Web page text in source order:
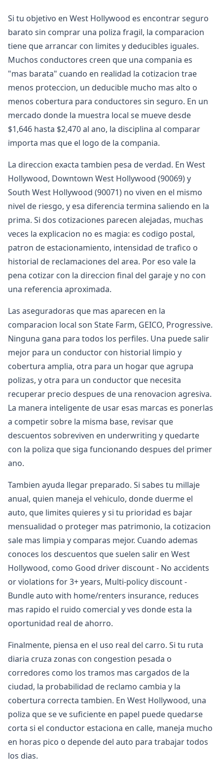
Si tu objetivo en West Hollywood es encontrar seguro
barato sin comprar una poliza fragil, la comparacion
tiene que arrancar con limites y deducibles iguales.
Muchos conductores creen que una compania es
"mas barata" cuando en realidad la cotizacion trae
menos proteccion, un deducible mucho mas alto o
menos cobertura para conductores sin seguro. En un
mercado donde la muestra local se mueve desde
$1,646 hasta $2,470 al ano, la disciplina al comparar
importa mas que el logo de la compania.
La direccion exacta tambien pesa de verdad. En West
Hollywood, Downtown West Hollywood (90069) y
South West Hollywood (90071) no viven en el mismo
nivel de riesgo, y esa diferencia termina saliendo en la
prima. Si dos cotizaciones parecen alejadas, muchas
veces la explicacion no es magia: es codigo postal,
patron de estacionamiento, intensidad de trafico o
historial de reclamaciones del area. Por eso vale la
pena cotizar con la direccion final del garaje y no con
una referencia aproximada.
Las aseguradoras que mas aparecen en la
comparacion local son State Farm, GEICO, Progressive.
Ninguna gana para todos los perfiles. Una puede salir
mejor para un conductor con historial limpio y
cobertura amplia, otra para un hogar que agrupa
polizas, y otra para un conductor que necesita
recuperar precio despues de una renovacion agresiva.
La manera inteligente de usar esas marcas es ponerlas
a competir sobre la misma base, revisar que
descuentos sobreviven en underwriting y quedarte
con la poliza que siga funcionando despues del primer
ano.
Tambien ayuda llegar preparado. Si sabes tu millaje
anual, quien maneja el vehiculo, donde duerme el
auto, que limites quieres y si tu prioridad es bajar
mensualidad o proteger mas patrimonio, la cotizacion
sale mas limpia y comparas mejor. Cuando ademas
conoces los descuentos que suelen salir en West
Hollywood, como Good driver discount - No accidents
or violations for 3+ years, Multi-policy discount -
Bundle auto with home/renters insurance, reduces
mas rapido el ruido comercial y ves donde esta la
oportunidad real de ahorro.
Finalmente, piensa en el uso real del carro. Si tu ruta
diaria cruza zonas con congestion pesada o
corredores como los tramos mas cargados de la
ciudad, la probabilidad de reclamo cambia y la
cobertura correcta tambien. En West Hollywood, una
poliza que se ve suficiente en papel puede quedarse
corta si el conductor estaciona en calle, maneja mucho
en horas pico o depende del auto para trabajar todos
los dias.